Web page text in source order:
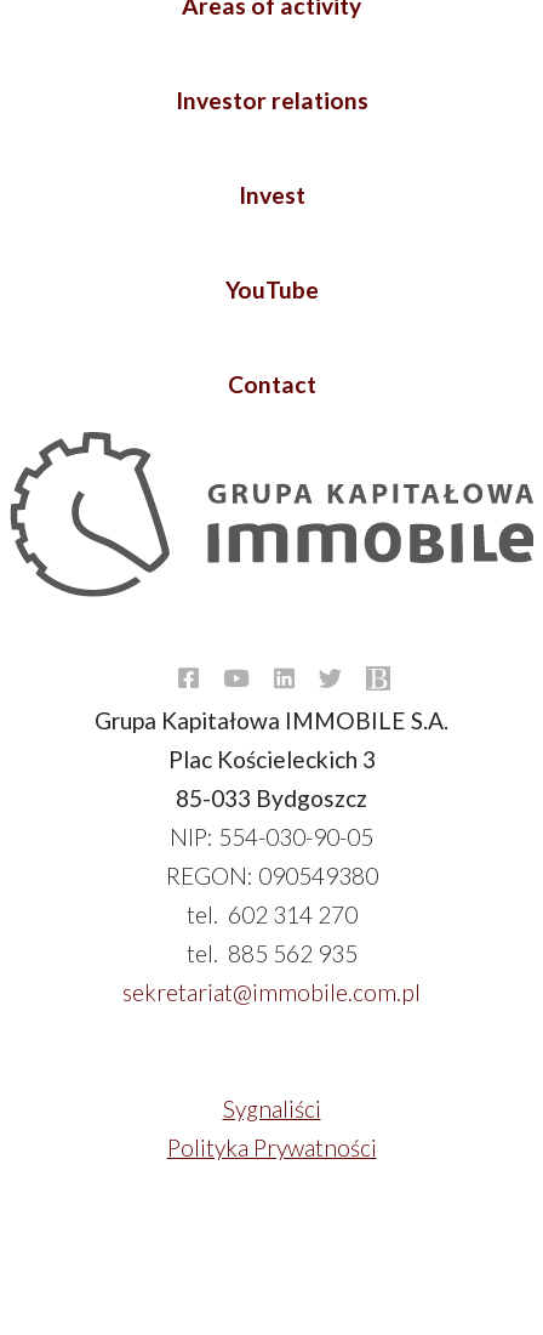
Investor relations
Invest
YouTube
Contact
Grupa Kapitałowa IMMOBILE S.A.
Plac Kościeleckich 3
85-033 Bydgoszcz
NIP: 554-030-90-05
REGON: 090549380
tel. 602 314 270
tel. 885 562 935
sekretariat@immobile.com.pl
Sygnaliści
Polityka Prywatności